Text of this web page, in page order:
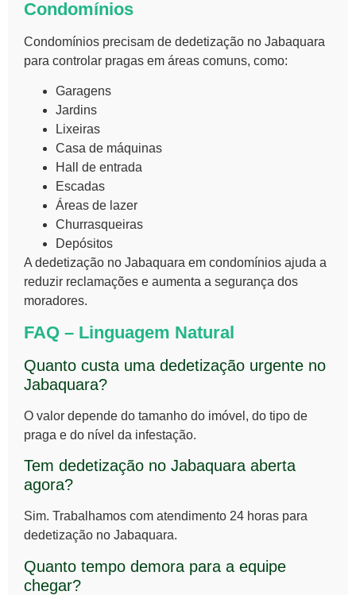
Condomínios
Condomínios precisam de dedetização no Jabaquara
para controlar pragas em áreas comuns, como:
Garagens
Jardins
Lixeiras
Casa de máquinas
Hall de entrada
Escadas
Áreas de lazer
Churrasqueiras
Depósitos
A dedetização no Jabaquara em condomínios ajuda a
reduzir reclamações e aumenta a segurança dos
moradores.
FAQ – Linguagem Natural
Quanto custa uma dedetização urgente no
Jabaquara?
O valor depende do tamanho do imóvel, do tipo de
praga e do nível da infestação.
Tem dedetização no Jabaquara aberta
agora?
Sim. Trabalhamos com atendimento 24 horas para
dedetização no Jabaquara.
Quanto tempo demora para a equipe
chegar?